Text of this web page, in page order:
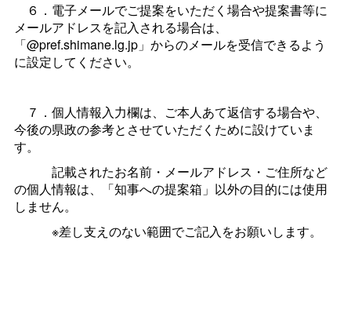
６．電子メールでご提案をいただく場合や提案書等に
メールアドレスを記入される場合は、
「@pref.shimane.lg.jp」からのメールを受信できるよう
に設定してください。
７．個人情報入力欄は、ご本人あて返信する場合や、
今後の県政の参考とさせていただくために設けていま
す。
記載されたお名前・メールアドレス・ご住所など
の個人情報は、「知事への提案箱」以外の目的には使用
しません。
※差し支えのない範囲でご記入をお願いします。